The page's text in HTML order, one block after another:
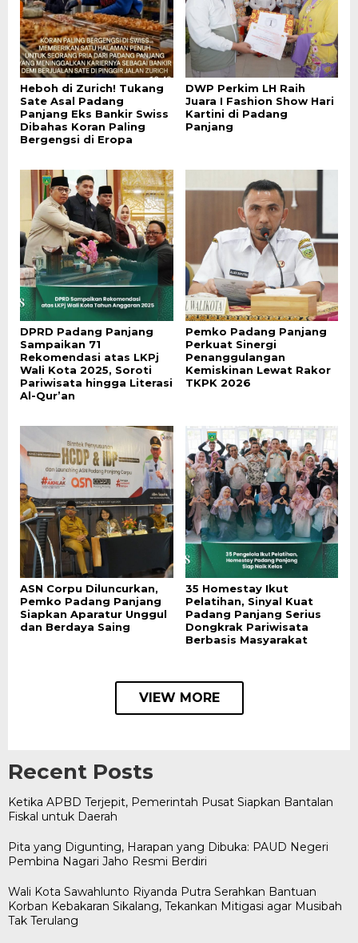
Heboh di Zurich! Tukang
Sate Asal Padang
Panjang Eks Bankir Swiss
Dibahas Koran Paling
Bergengsi di Eropa
DWP Perkim LH Raih
Juara I Fashion Show Hari
Kartini di Padang
Panjang
DPRD Padang Panjang
Sampaikan 71
Rekomendasi atas LKPj
Wali Kota 2025, Soroti
Pariwisata hingga Literasi
Al-Qur’an
Pemko Padang Panjang
Perkuat Sinergi
Penanggulangan
Kemiskinan Lewat Rakor
TKPK 2026
ASN Corpu Diluncurkan,
Pemko Padang Panjang
Siapkan Aparatur Unggul
dan Berdaya Saing
35 Homestay Ikut
Pelatihan, Sinyal Kuat
Padang Panjang Serius
Dongkrak Pariwisata
Berbasis Masyarakat
VIEW MORE
Recent Posts
Ketika APBD Terjepit, Pemerintah Pusat Siapkan Bantalan
Fiskal untuk Daerah
Pita yang Digunting, Harapan yang Dibuka: PAUD Negeri
Pembina Nagari Jaho Resmi Berdiri
Wali Kota Sawahlunto Riyanda Putra Serahkan Bantuan
Korban Kebakaran Sikalang, Tekankan Mitigasi agar Musibah
Tak Terulang